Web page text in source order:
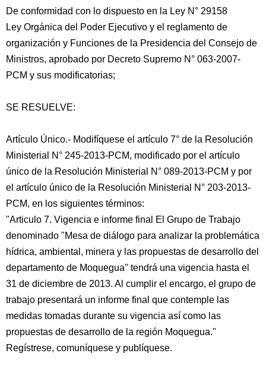
De conformidad con lo dispuesto en la Ley N° 29158
Ley Orgánica del Poder Ejecutivo y el reglamento de
organización y Funciones de la Presidencia del Consejo de
Ministros, aprobado por Decreto Supremo N° 063-2007-
PCM y sus modificatorias;
SE RESUELVE:
Artículo Único.- Modifíquese el artículo 7° de la Resolución
Ministerial N° 245-2013-PCM, modificado por el artículo
único de la Resolución Ministerial N° 089-2013-PCM y por
el artículo único de la Resolución Ministerial N° 203-2013-
PCM, en los siguientes términos:
"Articulo 7. Vigencia e informe final El Grupo de Trabajo
denominado "Mesa de diálogo para analizar la problemática
hídrica, ambiental, minera y las propuestas de desarrollo del
departamento de Moquegua" tendrá una vigencia hasta el
31 de diciembre de 2013. Al cumplir el encargo, el grupo de
trabajo presentará un informe final que contemple las
medidas tomadas durante su vigencia así como las
propuestas de desarrollo de la región Moquegua."
Regístrese, comuníquese y publíquese.